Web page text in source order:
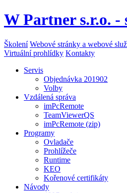
W Partner s.r.o. -
Školení Webové stránky a webové
Virtuální prohlídky Kontakty
Servis
Objednávka 201902
Volby
Vzdálená správa
imPcRemote
TeamViewerQS
imPcRemote (zip)
Programy
Ovladače
Prohlížeče
Runtime
KEO
Kořenové certifikáty
Návody